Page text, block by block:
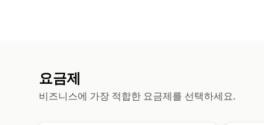
요금제
비즈니스에 가장 적합한 요금제를 선택하세요.